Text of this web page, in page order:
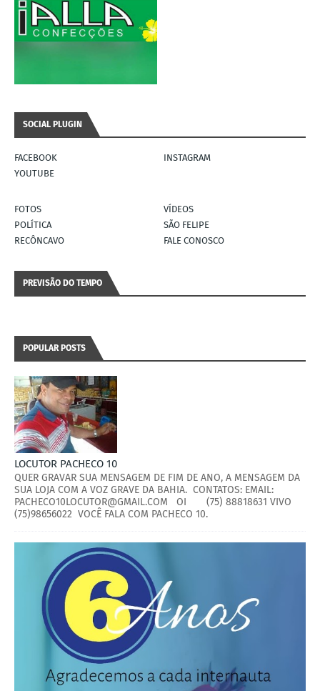
SOCIAL PLUGIN
FACEBOOK
INSTAGRAM
YOUTUBE
FOTOS
VÍDEOS
POLÍTICA
SÃO FELIPE
RECÔNCAVO
FALE CONOSCO
PREVISÃO DO TEMPO
POPULAR POSTS
LOCUTOR PACHECO 10
QUER GRAVAR SUA MENSAGEM DE FIM DE ANO, A MENSAGEM DA
SUA LOJA COM A VOZ GRAVE DA BAHIA. CONTATOS: EMAIL:
PACHECO10LOCUTOR@GMAIL.COM OI (75) 88818631 VIVO
(75)98656022 VOCÊ FALA COM PACHECO 10.